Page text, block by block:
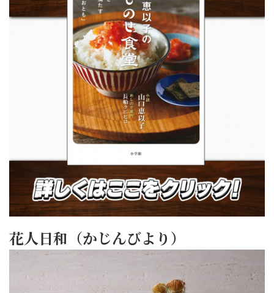
花人日和（かじんびより）